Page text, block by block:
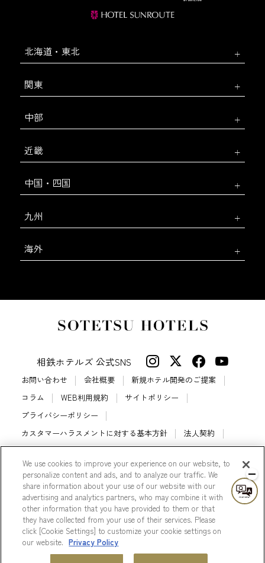
北海道・東北
関東
中部
近畿
中国・四国
九州
海外
相鉄ホテルズ 公式SNS
お問い合わせ 会社概要
新規ホテル開発のご提案
コラム
WEB利用規約
サイトポリシー
プライバシーポリシー
カスタマーハラスメントに対する基本方針
法人契約
宿泊約款
会員規約
サイトマップ
相鉄ホテルズ パートナーホテル加盟募集のご案内
採用情報
Cookie Settings
© Sotetsu Hotel Management CO., LTD.
We use cookies to improve your experience on our website, to
personalize content and ads, and to analyze our traffic. We
share information about your use of our website with our
advertising and analytics partners, who may combine it with
other information that you have provided to them or that
they have collected from your use of their services. Please
click [Cookie Settings] to customize your cookie settings on
our website. Privacy Policy